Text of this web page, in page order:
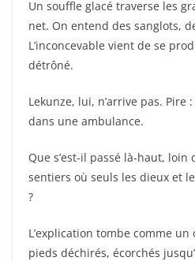
Un souffle glacé traverse les
net. On entend des sanglots,
L’inconcevable vient de se
détrôné.
Lekunze, lui, n’arrive pas. Pire
dans une ambulance.
Que s’est-il passé là-haut, loin
sentiers où seuls les dieux et
?
L’explication tombe comme
pieds déchirés, écorchés